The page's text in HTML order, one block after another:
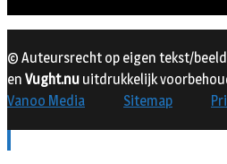
© Auteursrecht op eigen tekst/
en Vught.nu uitdrukkelijk
Vanoo Media
Sitemap